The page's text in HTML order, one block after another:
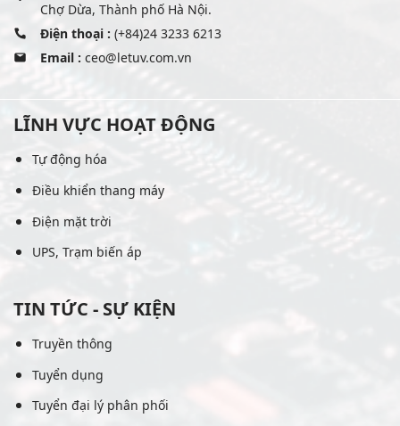
Chợ Dừa, Thành phố Hà Nội.
Điện thoại : (+84)24 3233 6213
Email : ceo@letuv.com.vn
LĨNH VỰC HOẠT ĐỘNG
Tự động hóa
Điều khiển thang máy
Điện mặt trời
UPS, Trạm biến áp
TIN TỨC - SỰ KIỆN
Truyền thông
Tuyển dụng
Tuyển đại lý phân phối